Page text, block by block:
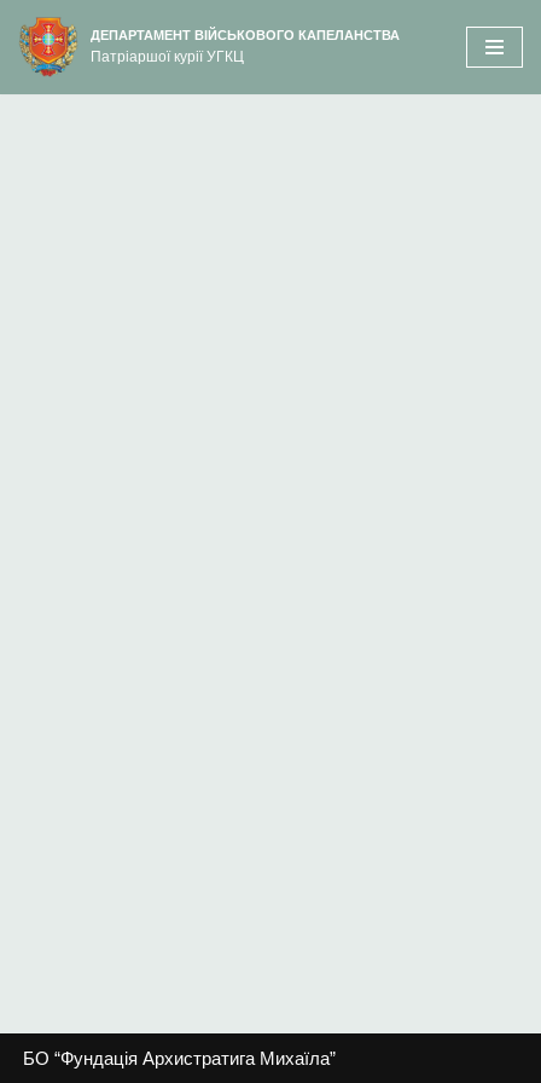
вмісту
Перейти
до
ДЕПАРТАМЕНТ ВІЙСЬКОВОГО КАПЕЛАНСТВА
Патріаршої курії УГКЦ
БО “Фундація Архистратига Михаїла”